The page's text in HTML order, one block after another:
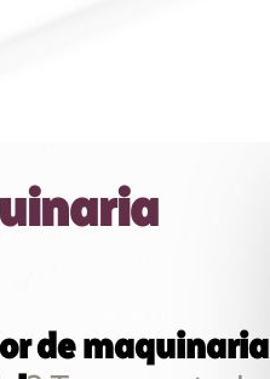
de maquinaria